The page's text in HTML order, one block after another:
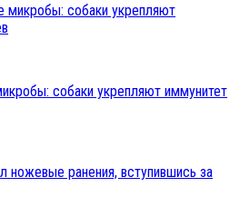
собаки укрепляют иммунитет